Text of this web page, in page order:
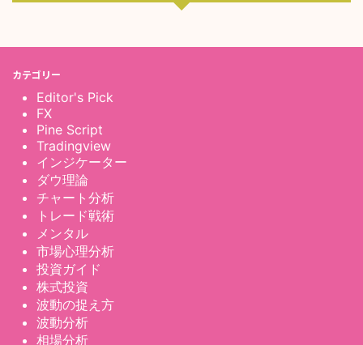
カテゴリー
Editor's Pick
FX
Pine Script
Tradingview
インジケーター
ダウ理論
チャート分析
トレード戦術
メンタル
市場心理分析
投資ガイド
株式投資
波動の捉え方
波動分析
相場分析